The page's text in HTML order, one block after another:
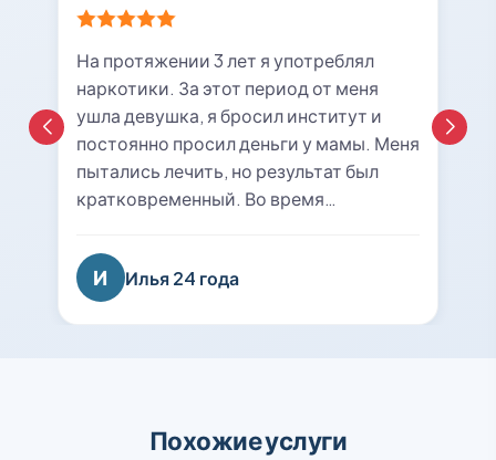
На протяжении 3 лет я употреблял
наркотики. За этот период от меня
ушла девушка, я бросил институт и
постоянно просил деньги у мамы. Меня
пытались лечить, но результат был
кратковременный. Во время
центра «21rehab». Беседа с наркологом
подтолкнула меня к мысли о
прохождении курса лечения и
и собираюсь восстанавливаться в
И Илья 24 года
Похожие услуги